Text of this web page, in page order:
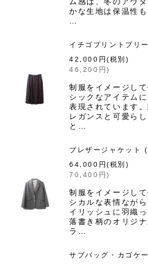
かな生地は保温性
イチゴプリントプリ
42,000 円(税別)
46,200 円)
制服をイメージし
シックなアイテム
表現されています
レガンスと可愛ら
と…
ブレザージャケット
64,000 円(税別)
70,400 円)
制服をイメージし
シカルな表情なが
イリッシュに羽織
落書き柄のオリジ
ラ…
サブバッグ・カゴケ